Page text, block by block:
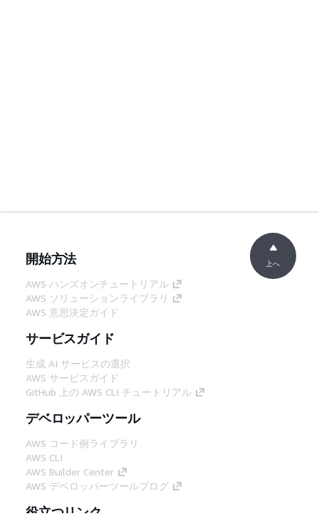
開始方法
AWS ハンズオンチュートリアル
AWS ソリューションライブラリ
AWS 意思決定ガイド
サービスガイド
生成 AI サービスの選択
AWS サービスガイド
GitHub 上の AWS CLI チュートリアル
デベロッパーツール
AWS コード例ライブラリ
AWS CLI
AWS Builder Center
AWS デベロッパーツールブログ
役立つリンク
上へ